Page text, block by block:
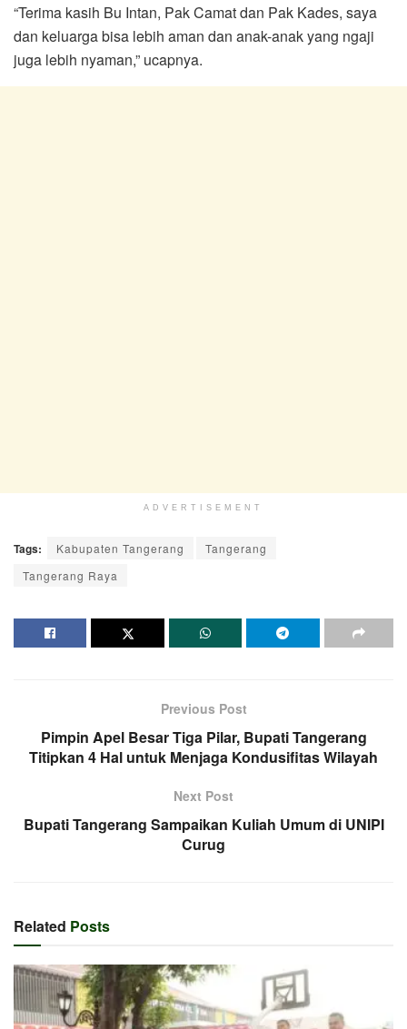
“Terima kasih Bu Intan, Pak Camat dan Pak Kades, saya
dan keluarga bisa lebih aman dan anak-anak yang ngaji
juga lebih nyaman,” ucapnya.
ADVERTISEMENT
Tags: Kabupaten Tangerang
Tangerang
Tangerang Raya
Previous Post
Pimpin Apel Besar Tiga Pilar, Bupati Tangerang
Titipkan 4 Hal untuk Menjaga Kondusifitas Wilayah
Next Post
Bupati Tangerang Sampaikan Kuliah Umum di UNIPI
Curug
Related Posts